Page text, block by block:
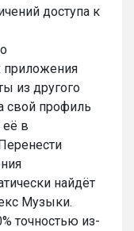
доступа к
приложения
из другого
свой профиль
её в
найдёт
Музыки.
точностью из-